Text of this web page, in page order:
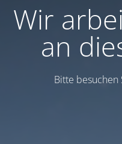
Wir
an
Bitte besuchen